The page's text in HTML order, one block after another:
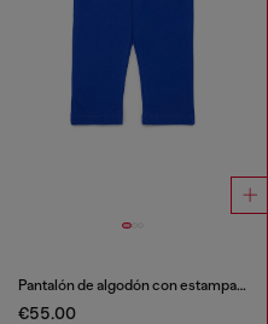
Pantalón de algodón con estampado de logo
€55.00